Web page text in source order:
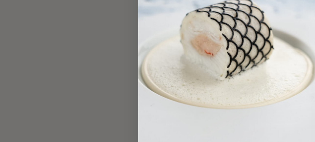
Buñuelos / Pie Tee
Blóm Pie Tee
ohne MwSt.